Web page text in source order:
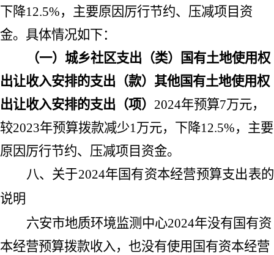
下降12.5%，主要原因厉行节约、压减项目资
金。具体情况如下：
（一）城乡社区支出（类）国有土地使用权
出让收入安排的支出（款）其他国有土地使用权
出让收入安排的支出（项） 2024年预算7万元，
较2023年预算拨款减少1万元，下降12.5%，主要
原因厉行节约、压减项目资金。
八、关于2024年国有资本经营预算支出表的
说明
六安市地质环境监测中心2024年没有国有资
本经营预算拨款收入，也没有使用国有资本经营